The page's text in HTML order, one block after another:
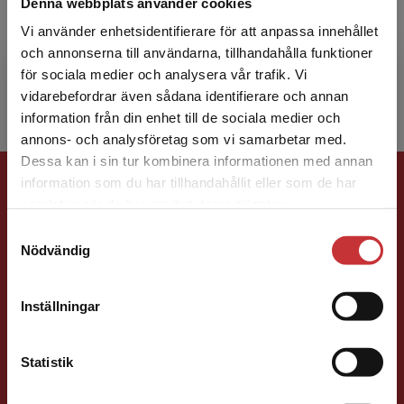
Vi använder enhetsidentifierare för att anpassa innehållet
och annonserna till användarna, tillhandahålla funktioner
för sociala medier och analysera vår trafik. Vi
vidarebefordrar även sådana identifierare och annan
information från din enhet till de sociala medier och
annons- och analysföretag som vi samarbetar med.
Dessa kan i sin tur kombinera informationen med annan
information som du har tillhandahållit eller som de har
Nödvändig
Inställningar
Statistik
Begränsad fraktregion
Det verkar som att du besöker
studentlitteratur.se via en enhet utanför Sverige.
Vi erbjuder inte leveranser utanför Sverige. För
att kunna slutföra ett köp måste
Lena Haglund är leg. arbetsterapeut och
docent i arbetsterapi. Under senare år har hon
varit professionsrådgivare till Sveriges
Arbetsterapeuter. H...
Förlagskontakt